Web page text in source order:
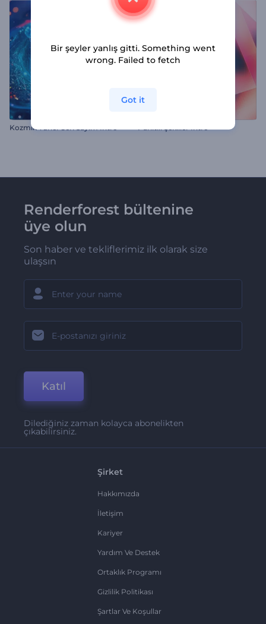
Kozmik Tünel Geri Sayım İntro Parıltılı Şekiller İntro
Renderforest bültenine
üye olun
Son haber ve tekliflerimiz ilk olarak size
ulaşsın
Katıl
Dilediğiniz zaman kolayca abonelikten
çıkabilirsiniz.
Şirket
Hakkımızda
İletişim
Kariyer
Yardım Ve Destek
Ortaklık Programı
Gizlilik Politikası
Şartlar Ve Koşullar
Bir şeyler yanlış gitti. Something went
wrong. Failed to fetch
Got it